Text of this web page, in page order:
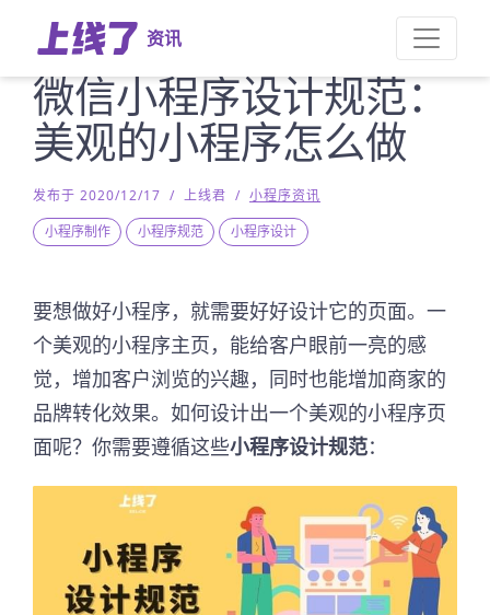
资讯
微信小程序设计规范：
美观的小程序怎么做
发布于 2020/12/17 / 上线君 / 小程序资讯
小程序制作
小程序规范 小程序设计
要想做好小程序，就需要好好设计它的页面。一
个美观的小程序主页，能给客户眼前一亮的感
觉，增加客户浏览的兴趣，同时也能增加商家的
品牌转化效果。如何设计出一个美观的小程序页
面呢？你需要遵循这些小程序设计规范：